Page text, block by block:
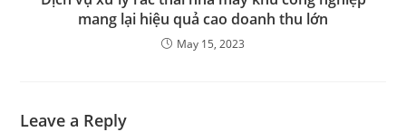
mang lại hiệu quả cao doanh thu lớn
May 15, 2023
Leave a Reply